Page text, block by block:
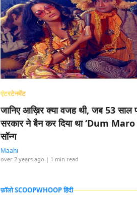
एंटरटेनमेंट
जानिए आख़िर क्या वजह थी, जब 53 साल
सरकार ने बैन कर दिया था ‘Dum
सॉन्ग
Maahi
over 2 years ago | 1 min read
फ़ॉलो SCOOPWHOOP हिंदी